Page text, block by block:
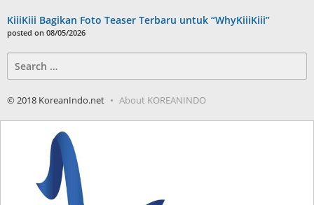
KiiiKiii Bagikan Foto Teaser Terbaru untuk “WhyKiiiKiii”
posted on 08/05/2026
for:
© 2018 KoreanIndo.net About KOREANINDO